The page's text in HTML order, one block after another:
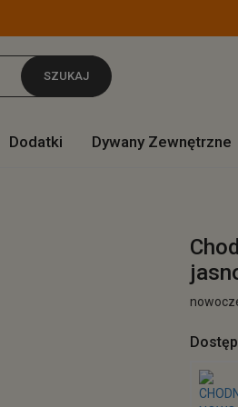
SZUKAJ
Dodatki Dywany Zewnętrzne